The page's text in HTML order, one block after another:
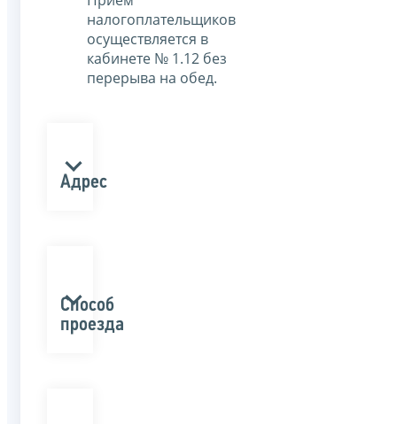
налогоплательщиков
осуществляется в
кабинете № 1.12 без
перерыва на обед.
Адрес
Способ
проезда